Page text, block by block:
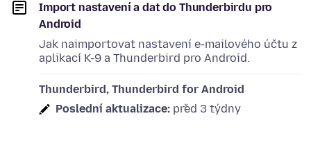
Import nastavení a dat do Thunderbirdu pro
Android
Jak naimportovat nastavení e-mailového účtu z
aplikací K-9 a Thunderbird pro Android.
Thunderbird, Thunderbird for Android
Poslední aktualizace: před 3 týdny